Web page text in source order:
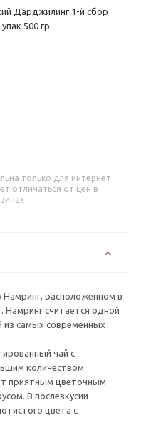
Дарджилинг 1-й сбор
500 гр
только для интернет-
отличаться от цен в
Намринг, расположенном в
Намринг считается одной
из самых современных
чай с
количеством
приятным цветочным
В послевкусии
цвета с